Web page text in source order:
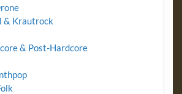
& Krautrock
& Post-Hardcore